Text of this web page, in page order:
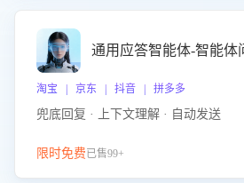
通用应答智能体-智能体
淘宝 | 京东 | 抖音 | 拼多多
兜底回复 · 上下文理解 · 自动发送
限时免费已售99+